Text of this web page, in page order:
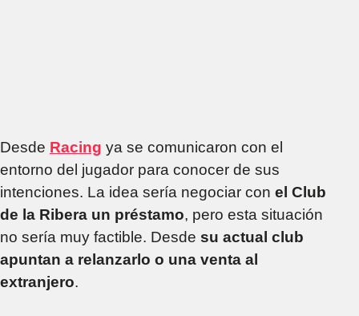
Desde Racing ya se comunicaron con el
entorno del jugador para conocer de sus
intenciones. La idea sería negociar con el Club
de la Ribera un préstamo, pero esta situación
no sería muy factible. Desde su actual club
apuntan a relanzarlo o una venta al
extranjero.